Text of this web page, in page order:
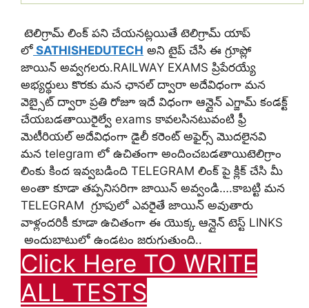
టెలిగ్రామ్ లింక్ పని చేయనట్లయితే టెలిగ్రామ్ యాప్
లో SATHISHEDUTECH అని టైప్ చేసి ఈ గ్రూప్లో
జాయిన్ అవ్వగలరు.RAILWAY EXAMS ప్రిపేరయ్యే
అభ్యర్థులు కొరకు మన ఛానల్ ద్వారా అదేవిధంగా మన
వెబ్సైట్ ద్వారా ప్రతి రోజూ ఇదే విధంగా ఆన్లైన్ ఎగ్జామ్ కండక్ట్
చేయబడతాయిరైల్వే exams కావలసినటువంటి ఫ్రీ
మెటీరియల్ అదేవిధంగా డైలీ కరెంట్ అఫైర్స్ మొదలైనవి
మన telegram లో ఉచితంగా అందించబడతాయిటెలిగ్రాం
లింకు కింద ఇవ్వబడింది TELEGRAM లింక్ పై క్లిక్ చేసి మీ
అంతా కూడా తప్పనిసరిగా జాయిన్ అవ్వండి….కాబట్టి మన
TELEGRAM గ్రూపులో ఎవరైతే జాయిన్ అవుతారు
వాళ్లందరికీ కూడా ఉచితంగా ఈ యొక్క ఆన్లైన్ టెస్ట్ LINKS
అందుబాటులో ఉండటం జరుగుతుంది..
Click Here TO WRITE
ALL TESTS